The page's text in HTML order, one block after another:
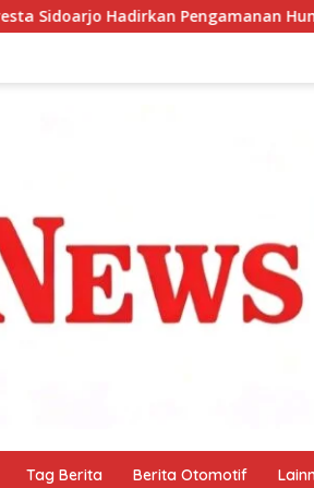
Humanis di CFD, Wujudkan Rasa
Tag Berita Berita Otomotif